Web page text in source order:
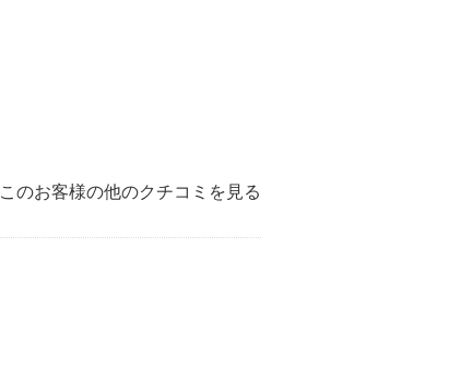
このお客様の他のクチコミを見る